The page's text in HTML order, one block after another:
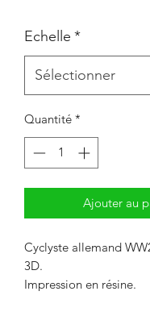
Echelle *
Quantité *
Ajouter au
Cyclyste allemand
3D.
Impression en résine.